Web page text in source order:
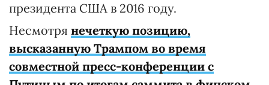
президента США в 2016 году.
Несмотря нечеткую позицию,
высказанную Трампом во время
совместной пресс-конференции с